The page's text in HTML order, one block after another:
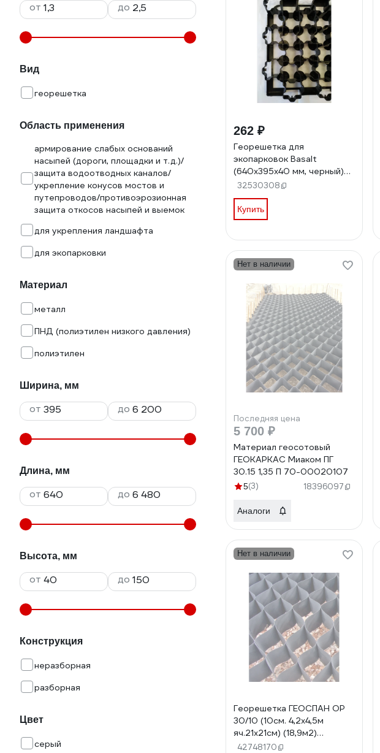
от до
Вид
георешетка
Область применения
армирование слабых оснований
насыпей (дороги, площадки и т. д.)/
защита водоотводных каналов/
укрепление конусов мостов и
путепроводов/противоэрозионная
защита откосов насыпей и выемок
для укрепления ландшафта
для экопарковки
Материал
металл
ПНД (полиэтилен низкого давления)
полиэтилен
Ширина, мм
от до
Длина, мм
от до
Высота, мм
от до
Конструкция
неразборная
разборная
Цвет
серый
262 ₽
Георешетка для
экопарковок Basalt
(640x395x40 мм, черный)
4687204805448
32530308
Купить
Нет в наличии
Последняя цена
5 700 ₽
Материал геосотовый
ГЕОКАРКАС Миаком ПГ
30.15 1,35 П 70-00020107
5(3) 18396097
Аналоги
Нет в наличии
Георешетка ГЕОСПАН ОР
30/10 (10см. 4,2х4,5м
яч.21х21см) (18,9м2)
14.11.34.03.00.000.4200.4500.00
42748170